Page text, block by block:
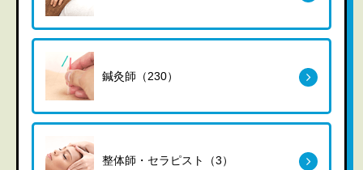
鍼灸師（230）
整体師・セラピスト（3）